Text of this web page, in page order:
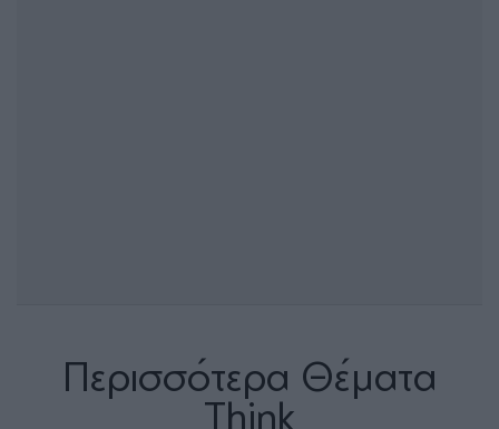
Περισσότερα Θέματα
Think